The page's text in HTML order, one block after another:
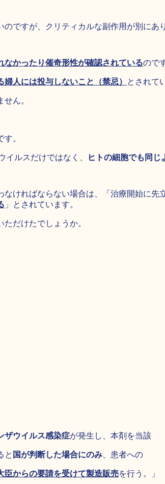
ですが、クリティカルな副作用が別にあ
なかったり催奇形性が確認されているので
人には投与しないこと（禁忌） とされて
ん。
。
イルスだけではなく、 ヒトの細胞でも同じ
ければならない場合は、「治療開始に
」とされています。
だけたでしょうか。
ザウイルス感染症が発生し、本剤を当該
と 国が判断した場合にのみ 、患者への
臣からの要請を受けて製造販売を行う。」